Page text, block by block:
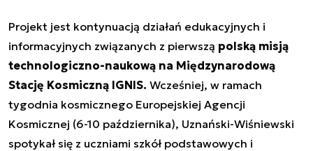
Projekt jest kontynuacją działań edukacyjnych i
informacyjnych związanych z pierwszą polską misją
technologiczno-naukową na Międzynarodową
Stację Kosmiczną IGNIS. Wcześniej, w ramach
tygodnia kosmicznego Europejskiej Agencji
Kosmicznej (6-10 października), Uznański-Wiśniewski
spotykał się z uczniami szkół podstawowych i